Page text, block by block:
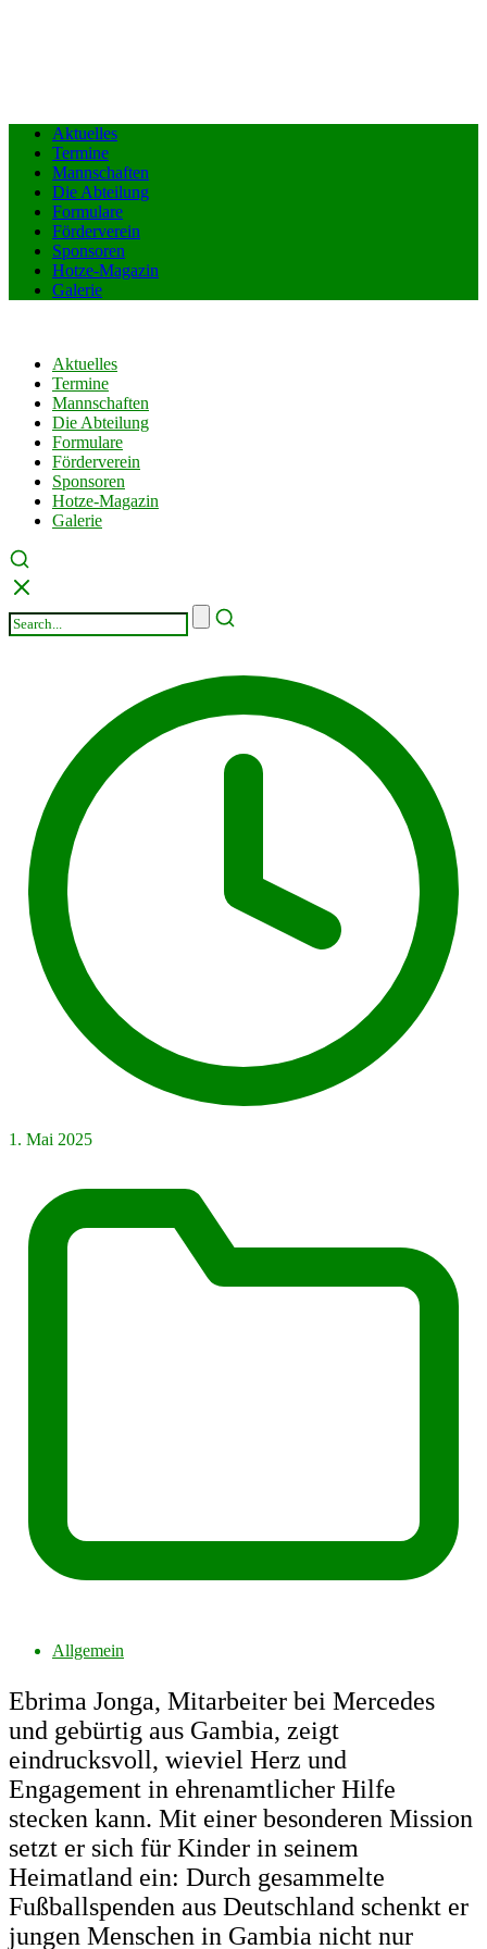
Aktuelles
Termine
Mannschaften
Die Abteilung
Formulare
Förderverein
Sponsoren
Hotze-Magazin
Galerie
Aktuelles
Termine
Mannschaften
Die Abteilung
Formulare
Förderverein
Sponsoren
Hotze-Magazin
Galerie
1. Mai 2025
Allgemein
Ebrima Jonga, Mitarbeiter bei Mercedes
und gebürtig aus Gambia, zeigt
eindrucksvoll, wieviel Herz und
Engagement in ehrenamtlicher Hilfe
stecken kann. Mit einer besonderen Mission
setzt er sich für Kinder in seinem
Heimatland ein: Durch gesammelte
Fußballspenden aus Deutschland schenkt er
jungen Menschen in Gambia nicht nur